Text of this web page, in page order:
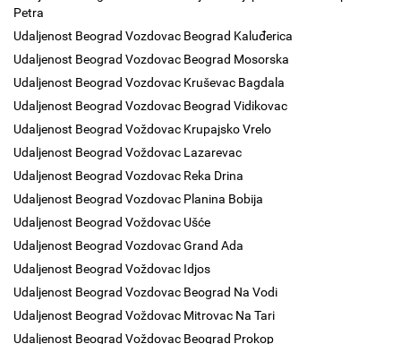
Petra
Udaljenost Beograd Vozdovac Beograd Kaluđerica
Udaljenost Beograd Vozdovac Beograd Mosorska
Udaljenost Beograd Vozdovac Kruševac Bagdala
Udaljenost Beograd Vozdovac Beograd Vidikovac
Udaljenost Beograd Voždovac Krupajsko Vrelo
Udaljenost Beograd Voždovac Lazarevac
Udaljenost Beograd Vozdovac Reka Drina
Udaljenost Beograd Vozdovac Planina Bobija
Udaljenost Beograd Voždovac Ušće
Udaljenost Beograd Vozdovac Grand Ada
Udaljenost Beograd Voždovac Idjos
Udaljenost Beograd Vozdovac Beograd Na Vodi
Udaljenost Beograd Voždovac Mitrovac Na Tari
Udaljenost Beograd Voždovac Beograd Prokop